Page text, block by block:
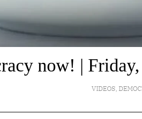
now! |
VIDEOS,